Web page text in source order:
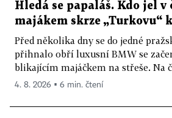
Hledá se papaláš. Kdo jel v
majákem skrze „Turkovu“
Před několika dny se do jedné
přihnalo obří luxusní BMW se
blikajícím majáčkem na střeše. Na
4. 8. 2026 ▪ 6 min. čtení